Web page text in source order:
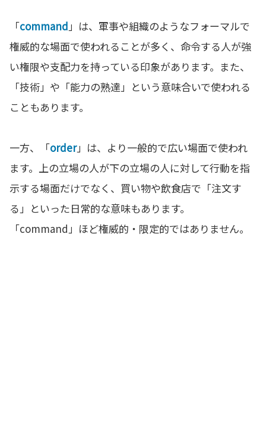
「command」は、軍事や組織のようなフォーマルで
権威的な場面で使われることが多く、命令する人が強
い権限や支配力を持っている印象があります。また、
「技術」や「能力の熟達」という意味合いで使われる
こともあります。
一方、「order」は、より一般的で広い場面で使われ
ます。上の立場の人が下の立場の人に対して行動を指
示する場面だけでなく、買い物や飲食店で「注文す
る」といった日常的な意味もあります。
「command」ほど権威的・限定的ではありません。